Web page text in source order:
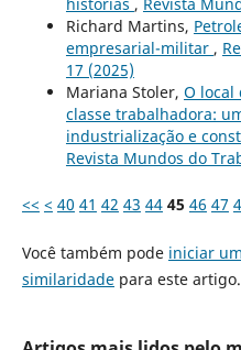
Richard Martins,
empresarial-militar ,
17 (2025)
Mariana Stoler, O local
classe trabalhadora:
industrialização e
Revista Mundos do
<< < 40 41 42 43 44 45 46 47
Você também pode iniciar
similaridadepara este artigo.